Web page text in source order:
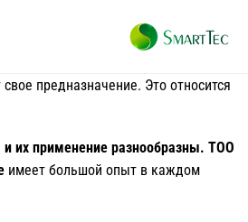
предназначение. Это относится
их применение разнообразны. ТОО
имеет большой опыт в каждом